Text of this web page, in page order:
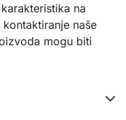
na
naše
mogu biti